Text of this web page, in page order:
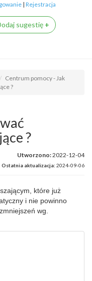
|Rejestracja
sugestię +
Centrum pomocy - Jak
?
?
Utworzono:2022-12-04
Ostatnia aktualizacja: 2024-09-06
które już
i nie powinno
wg.